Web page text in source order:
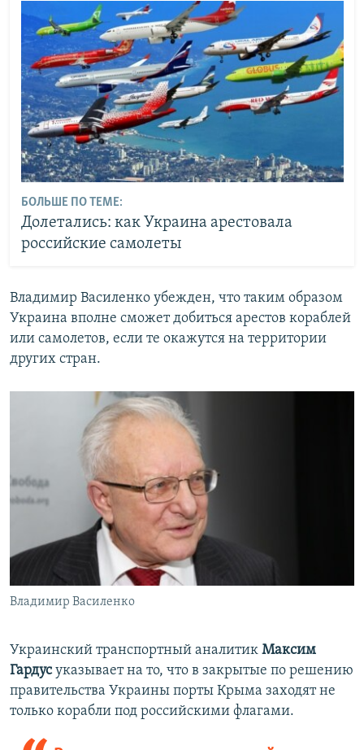
БОЛЬШЕ ПО ТЕМЕ:
Долетались: как Украина арестовала
российские самолеты
Владимир Василенко убежден, что таким образом
Украина вполне сможет добиться арестов кораблей
или самолетов, если те окажутся на территории
других стран.
Владимир Василенко
Украинский транспортный аналитик Максим
Гардусуказывает на то, что в закрытые по решению
правительства Украины порты Крыма заходят не
только корабли под российскими флагами.